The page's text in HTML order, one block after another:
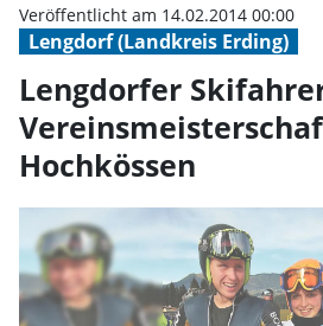
Lengdorf (Landkreis Erding)
Veröffentlicht am 14.02.2014 00:00
Lengdorfer
Hochkössen